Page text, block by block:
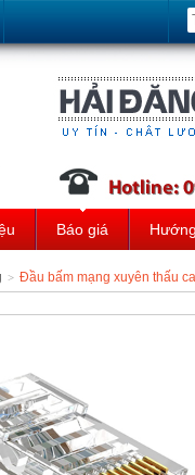
Báo giá
> Đầu bấm mạng xuyên thấu